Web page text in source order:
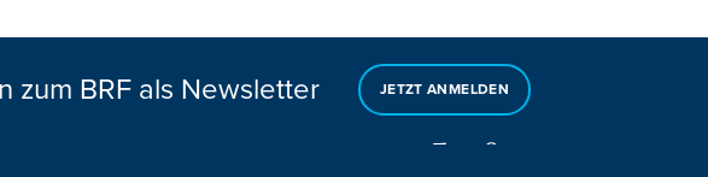
zum BRF als Newsletter JETZT ANMELDEN